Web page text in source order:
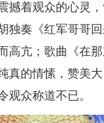
撼着观众的心灵
独奏《红军哥哥
高亢；歌曲《在
真的情愫，赞美
观众称道不已。